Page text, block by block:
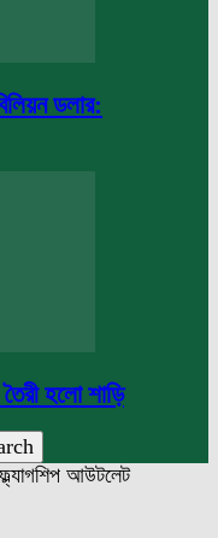
ডলার:
হলো শাড়ি
আউটলেট